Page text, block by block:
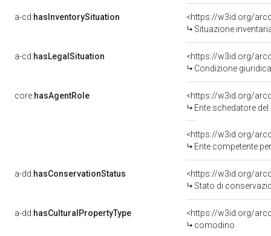
a-cd:hasInventorySituation
<https://w3id.org/
Situazione
a-cd:hasLegalSituation
<https://w3id.org/
Condizione
core:hasAgentRole
<https://w3id.org/
Ente schedatore del bene
<https://w3id.org/
Ente competente
a-dd:hasConservationStatus
<https://w3id.org/
Stato di
a-dd:hasCulturalPropertyType
<https://w3id.org/
comodino